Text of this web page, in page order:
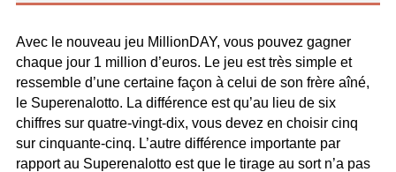
Avec le nouveau jeu MillionDAY, vous pouvez gagner
chaque jour 1 million d’euros. Le jeu est très simple et
ressemble d’une certaine façon à celui de son frère aîné,
le Superenalotto. La différence est qu’au lieu de six
chiffres sur quatre-vingt-dix, vous devez en choisir cinq
sur cinquante-cinq. L’autre différence importante par
rapport au Superenalotto est que le tirage au sort n’a pas